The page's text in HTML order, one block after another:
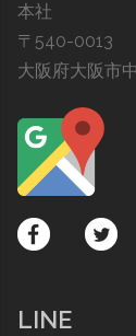
本社
〒540-0013
大阪府大阪市
LINE